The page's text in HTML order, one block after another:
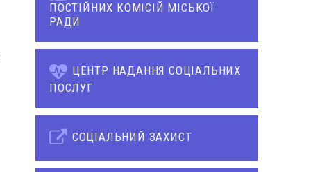
ПОСТІЙНИХ КОМІСІЙ МІСЬКОЇ
РАДИ
ЦЕНТР НАДАННЯ СОЦІАЛЬНИХ
ПОСЛУГ
СОЦІАЛЬНИЙ ЗАХИСТ